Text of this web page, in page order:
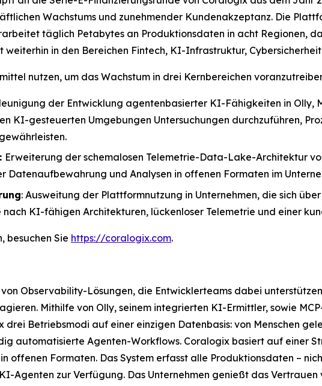
Wachstums und zunehmender Kundenakzeptanz. Die
täglich Petabytes an Produktionsdaten in acht Regionen,
in den Bereichen Fintech, KI-Infrastruktur,
nutzen, um das Wachstum in drei Kernbereichen
der Entwicklung agentenbasierter KI-Fähigkeiten in Olly,
KI-gesteuerten Umgebungen Untersuchungen durchzuführen,
Erweiterung der schemalosen Telemetrie-Data-Lake-Architektur
Datenaufbewahrung und Analysen in offenen Formaten im
: Ausweitung der Plattformnutzung in Unternehmen, die sich
KI-fähigen Architekturen, lückenloser Telemetrie und einer
besuchen Sie https://coralogix.com.
Observability-Lösungen, die Entwicklerteams dabei
Mithilfe von Olly, seinem integrierten KI-Ermittler, sowie
Betriebsmodi auf einer einzigen Datenbasis: von Menschen
automatisierte Agenten-Workflows. Coralogix basiert auf einer
offenen Formaten. Das System erfasst alle Produktionsdaten –
Agenten zur Verfügung. Das Unternehmen genießt das Vertrauen